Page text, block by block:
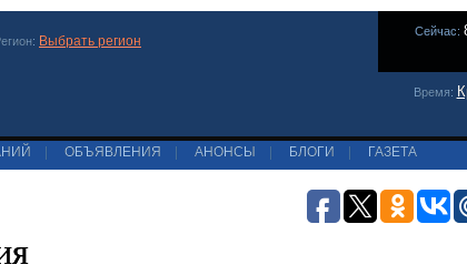
Выбрать регион
Сейчас:
Время:
ОБЪЯВЛЕНИЯ АНОНСЫ БЛОГИ ГАЗЕТА